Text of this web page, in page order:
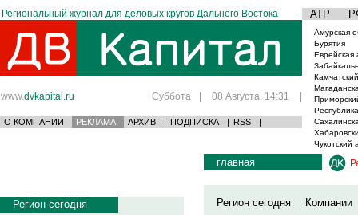
Региональный журнал для деловых кругов Дальнего Востока АТР
www.dvkapital.ru Суббота | 08 Августа, 14:31 |
О КОМПАНИИ РЕКЛАМА АРХИВ | ПОДПИСКА | RSS |
Амурская
Бурятия
Еврейская
Чукотский
Регион сегодня
главная
Регион сегодня
Компании